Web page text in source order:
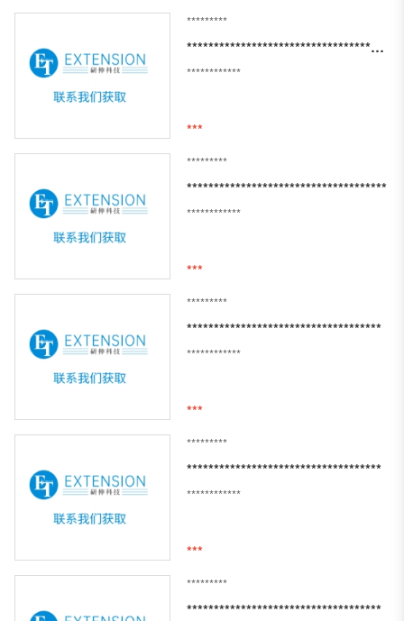
*********
***********************************************
************
***
*********
*************************************
************
***
*********
************************************
************
***
*********
************************************
************
***
*********
************************************